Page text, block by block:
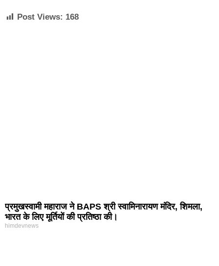
Post Views: 168
प्रमुखस्वामी महाराज ने BAPS श्री स्वामिनारायण मंदिर, शिमला,
भारत के लिए मूर्तियों की प्रतिष्ठा की।
himdevnews